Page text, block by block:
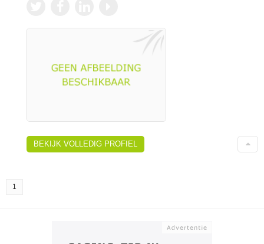
BEKIJK VOLLEDIG PROFIEL
1